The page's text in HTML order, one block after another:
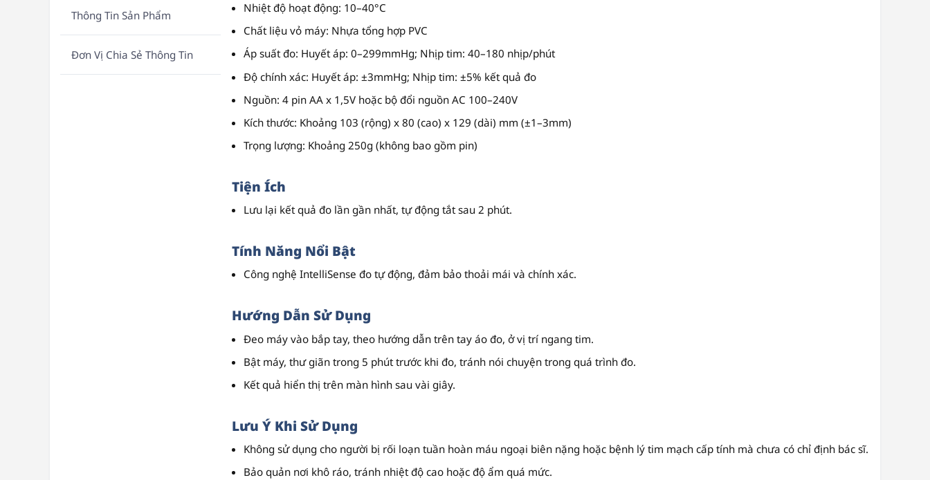
Thông Tin Sản Phẩm
Đơn Vị Chia Sẻ Thông Tin
Nhiệt độ hoạt động: 10–40°C
Chất liệu vỏ máy: Nhựa tổng hợp PVC
Áp suất đo: Huyết áp: 0–299mmHg; Nhịp tim: 40–180 nhịp/phút
Độ chính xác: Huyết áp: ±3mmHg; Nhịp tim: ±5% kết quả đo
Nguồn: 4 pin AA x 1,5V hoặc bộ đổi nguồn AC 100–240V
Kích thước: Khoảng 103 (rộng) x 80 (cao) x 129 (dài) mm (±1–3mm)
Trọng lượng: Khoảng 250g (không bao gồm pin)
Tiện Ích
Lưu lại kết quả đo lần gần nhất, tự động tắt sau 2 phút.
Tính Năng Nổi Bật
Công nghệ IntelliSense đo tự động, đảm bảo thoải mái và chính xác.
Hướng Dẫn Sử Dụng
Đeo máy vào bắp tay, theo hướng dẫn trên tay áo đo, ở vị trí ngang tim.
Bật máy, thư giãn trong 5 phút trước khi đo, tránh nói chuyện trong quá trình đo.
Kết quả hiển thị trên màn hình sau vài giây.
Lưu Ý Khi Sử Dụng
Không sử dụng cho người bị rối loạn tuần hoàn máu ngoại biên nặng hoặc bệnh lý tim mạch cấp tính mà chưa có chỉ định bác sĩ.
Bảo quản nơi khô ráo, tránh nhiệt độ cao hoặc độ ẩm quá mức.